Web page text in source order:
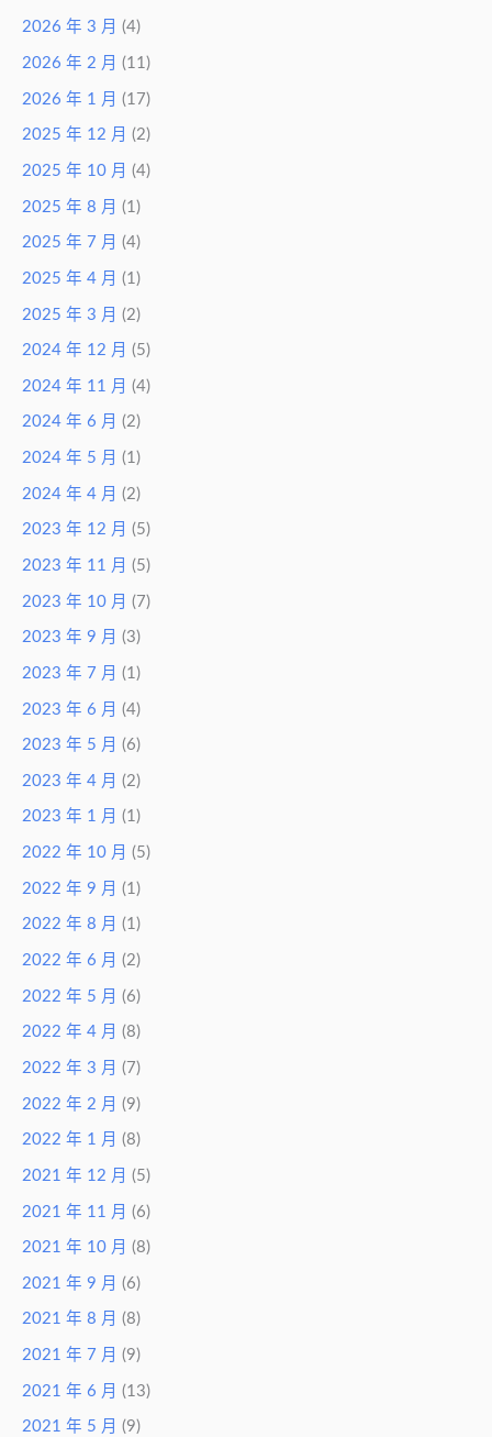
2026 年 3 月 (4)
2026 年 2 月 (11)
2026 年 1 月 (17)
2025 年 12 月 (2)
2025 年 10 月 (4)
2025 年 8 月 (1)
2025 年 7 月 (4)
2025 年 4 月 (1)
2025 年 3 月 (2)
2024 年 12 月 (5)
2024 年 11 月 (4)
2024 年 6 月 (2)
2024 年 5 月 (1)
2024 年 4 月 (2)
2023 年 12 月 (5)
2023 年 11 月 (5)
2023 年 10 月 (7)
2023 年 9 月 (3)
2023 年 7 月 (1)
2023 年 6 月 (4)
2023 年 5 月 (6)
2023 年 4 月 (2)
2023 年 1 月 (1)
2022 年 10 月 (5)
2022 年 9 月 (1)
2022 年 8 月 (1)
2022 年 6 月 (2)
2022 年 5 月 (6)
2022 年 4 月 (8)
2022 年 3 月 (7)
2022 年 2 月 (9)
2022 年 1 月 (8)
2021 年 12 月 (5)
2021 年 11 月 (6)
2021 年 10 月 (8)
2021 年 9 月 (6)
2021 年 8 月 (8)
2021 年 7 月 (9)
2021 年 6 月 (13)
2021 年 5 月 (9)